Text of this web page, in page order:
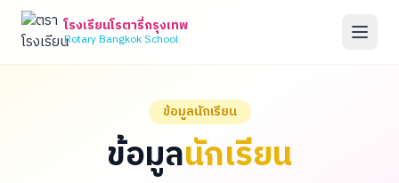
โรงเรียนโรตารี่กรุงเทพ
Rotary Bangkok School
ข้อมูลนักเรียน
ข้อมูลนักเรียน